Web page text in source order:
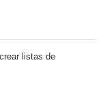
listas de